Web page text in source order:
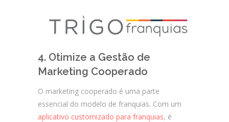
4. Otimize a Gestão de
Marketing Cooperado
O marketing cooperado é uma parte
essencial do modelo de franquias. Com um
aplicativo customizado para franquias, é